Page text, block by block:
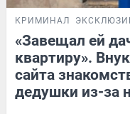
КРИМИНАЛ
«Завещал ей
квартиру».
сайта
дедушки из-за